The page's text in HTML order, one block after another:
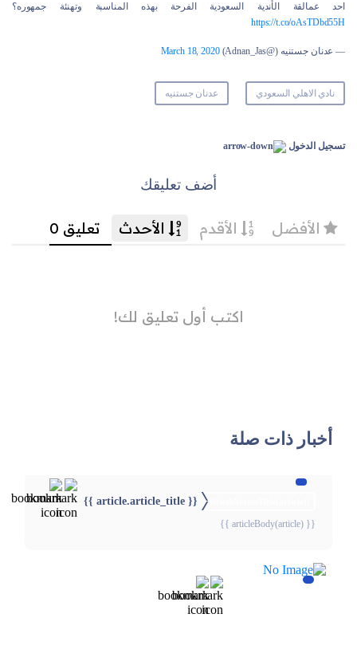
احد عمالقة الأندية السعودية الفرحة بهذه المناسبة وتهنئة جمهوره؟
https://t.co/oAsTDbd55H
— عدنان جستنيه (@Adnan_Jas) March 18, 2020
نادي الاهلي السعودي عدنان جستنيه
تسجيل الدخول
أضف تعليقك
أخبار ذات صلة
{{ article.article_title }}
{{ articleBody(article) }}